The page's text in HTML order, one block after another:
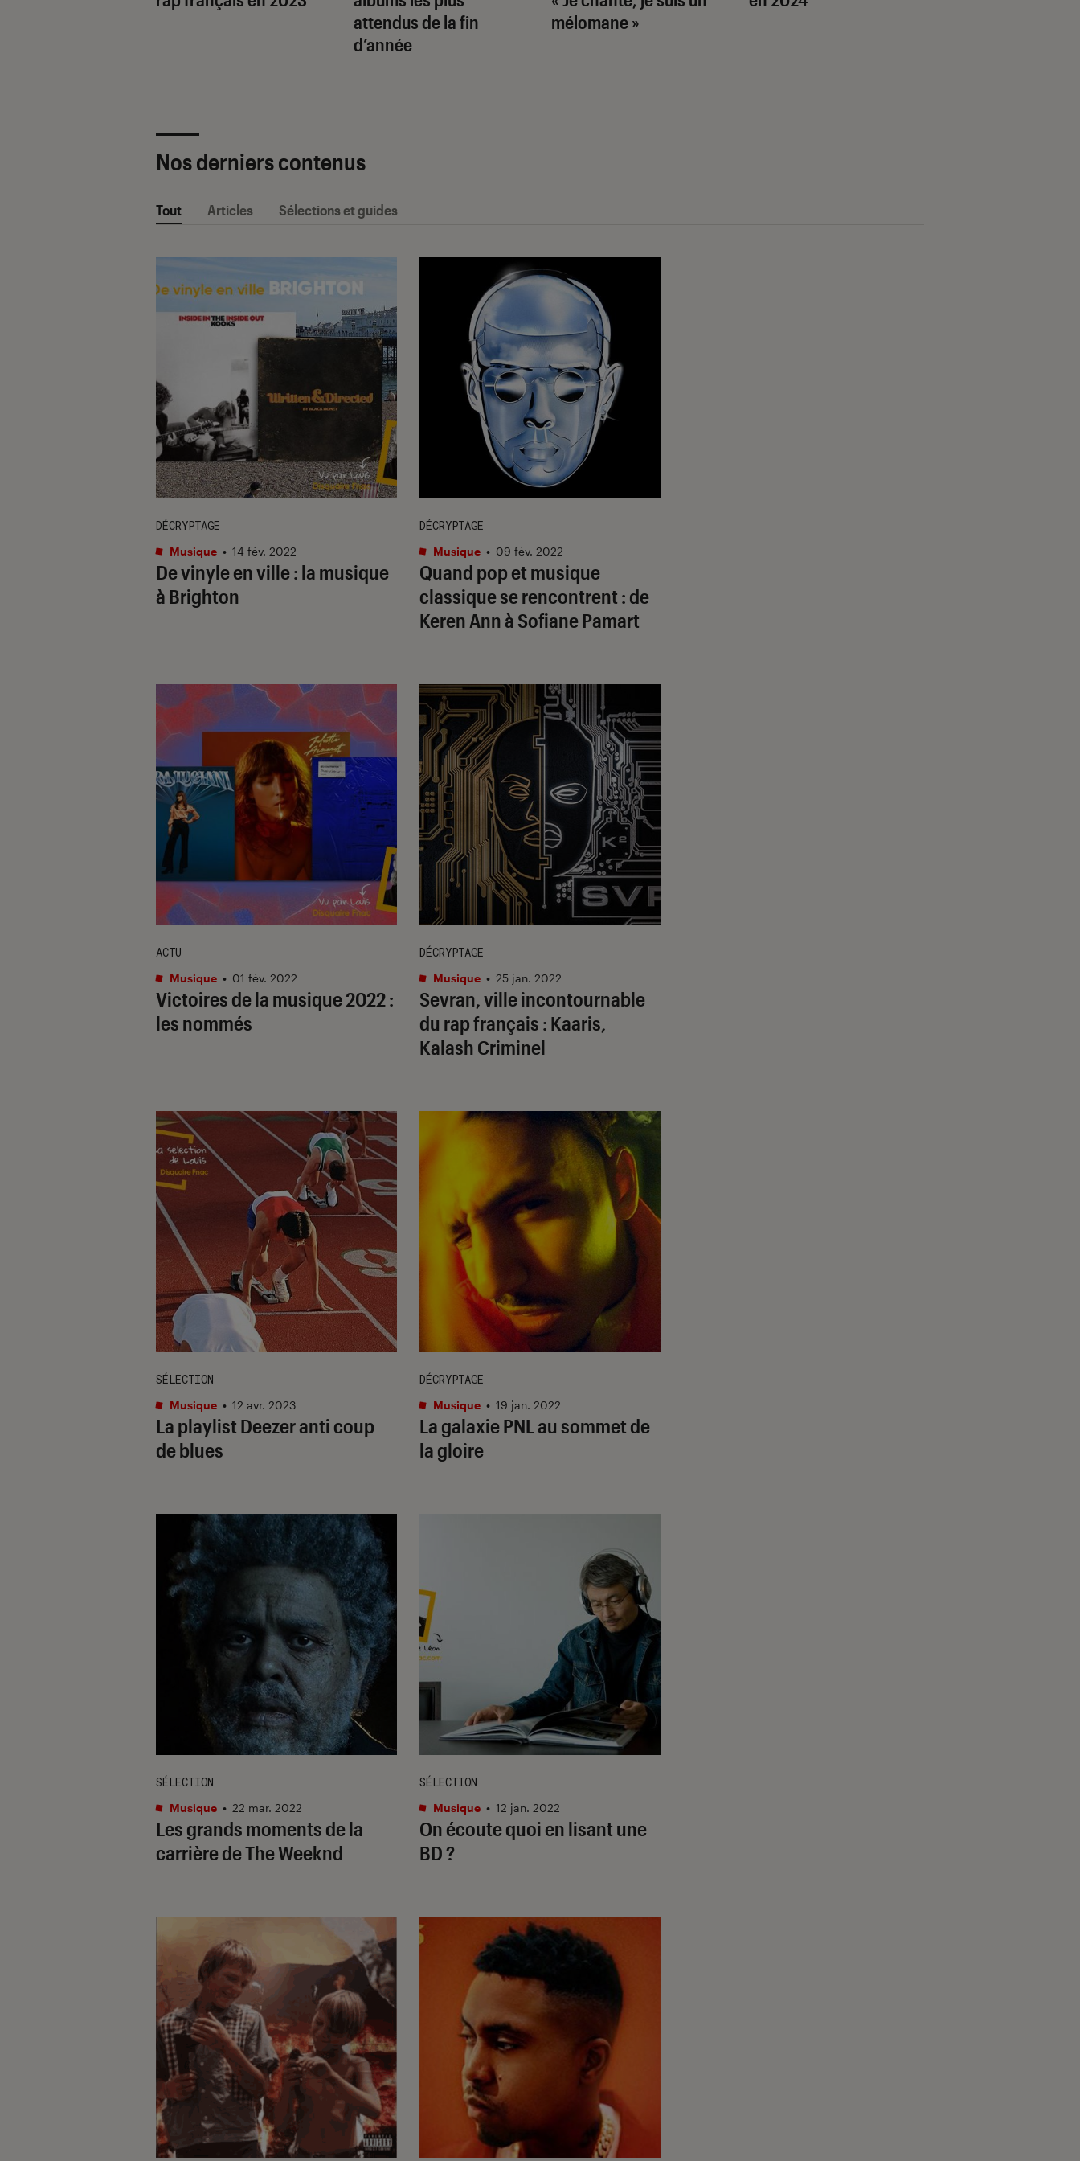
attendus de la fin
d’année
mélomane »
Nos derniers contenus
Tout Articles Sélections et guides
De vinyle en ville : la musique
à Brighton
DÉCRYPTAGE
Musique • 14 fév. 2022
Quand pop et musique
classique se rencontrent : de
Keren Ann à Sofiane Pamart
DÉCRYPTAGE
Musique • 09 fév. 2022
Victoires de la musique 2022 :
les nommés
ACTU
Musique • 01 fév. 2022
Sevran, ville incontournable
du rap français : Kaaris,
Kalash Criminel
DÉCRYPTAGE
Musique • 25 jan. 2022
La playlist Deezer anti coup
de blues
SÉLECTION
Musique • 12 avr. 2023
La galaxie PNL au sommet de
la gloire
DÉCRYPTAGE
Musique • 19 jan. 2022
Les grands moments de la
carrière de The Weeknd
SÉLECTION
Musique • 22 mar. 2022
On écoute quoi en lisant une
BD ?
SÉLECTION
Musique • 12 jan. 2022